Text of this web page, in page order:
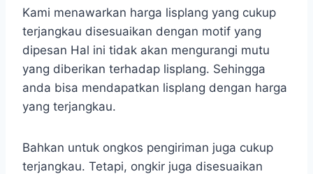
Kami menawarkan harga lisplang yang cukup
terjangkau disesuaikan dengan motif yang
dipesan Hal ini tidak akan mengurangi mutu
yang diberikan terhadap lisplang. Sehingga
anda bisa mendapatkan lisplang dengan harga
yang terjangkau.
Bahkan untuk ongkos pengiriman juga cukup
terjangkau. Tetapi, ongkir juga disesuaikan